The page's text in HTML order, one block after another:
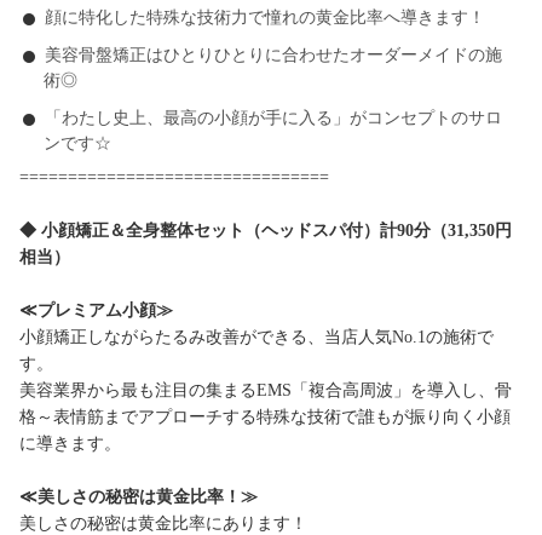
顔に特化した特殊な技術力で憧れの黄金比率へ導きます！
美容骨盤矯正はひとりひとりに合わせたオーダーメイドの施
術◎
「わたし史上、最高の小顔が手に入る」がコンセプトのサロ
ンです☆
================================
◆ 小顔矯正＆全身整体セット（ヘッドスパ付）計90分（31,350円
相当）
≪プレミアム小顔≫
小顔矯正しながらたるみ改善ができる、当店人気No.1の施術で
す。
美容業界から最も注目の集まるEMS「複合高周波」を導入し、骨
格～表情筋までアプローチする特殊な技術で誰もが振り向く小顔
に導きます。
≪美しさの秘密は黄金比率！≫
美しさの秘密は黄金比率にあります！